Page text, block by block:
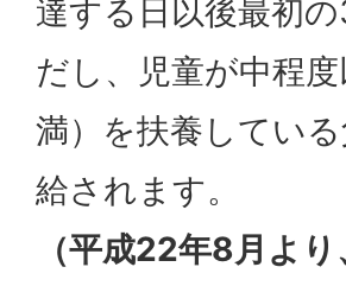
達する日以後最初
だし、児童が中程
満）を扶養してい
給されます。
（平成22年8月よ